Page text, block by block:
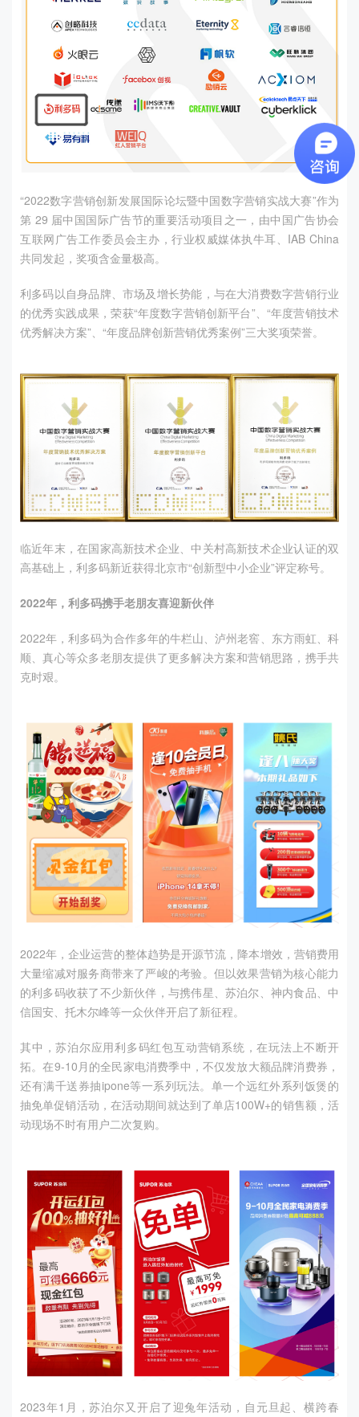
“2022数字营销创新发展国际论坛暨中国数字营销实战大赛”作为
第 29 届中国国际广告节的重要活动项目之一，由中国广告协会
互联网广告工作委员会主办，行业权威媒体执牛耳、 IAB China
共同发起，奖项含金量极高。
利多码以自身品牌、市场及增长势能，与在大消费数字营销行业
的优秀实践成果，荣获“年度数字营销创新平台”、“年度营销技术
优秀解决方案”、“年度品牌创新营销优秀案例”三大奖项荣誉。
临近年末，在国家高新技术企业、中关村高新技术企业认证的双
高基础上，利多码新近获得北京市“创新型中小企业”评定称号。
2022年，利多码携手老朋友喜迎新伙伴
2022年，利多码为合作多年的牛栏山、泸州老窖、东方雨虹、科
顺、真心等众多老朋友提供了更多解决方案和营销思路，携手共
克时艰。
2022年，企业运营的整体趋势是开源节流，降本增效，营销费用
大量缩减对服务商带来了严峻的考验。但以效果营销为核心能力
的利多码收获了不少新伙伴，与携伟星、苏泊尔、神内食品、中
信国安、托木尔峰等一众伙伴开启了新征程。
其中，苏泊尔应用利多码红包互动营销系统，在玩法上不断开
拓。在9-10 月的全民家电消费季中，不仅发放大额品牌消费券，
还有满千送券抽ipone等一系列玩法。单一个远红外系列饭煲的
抽免单促销活动，在活动期间就达到了单店100W+的销售额，活
动现场不时有用户二次复购。
2023年1 月，苏泊尔又开启了迎兔年活动，自元旦起、横跨春